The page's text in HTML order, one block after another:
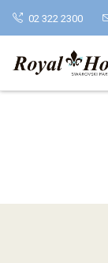
02 322 2300